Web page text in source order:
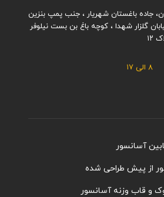
جاده باغستان شهریار ، جنب پمپ بنزین
گلزار شهدا ، کوچه باغ بن بست نیلوفر
۱۲
۸ الی ۱۷
آسانسور
از پیش طراحی شده
و قاب وزنه آسانسور